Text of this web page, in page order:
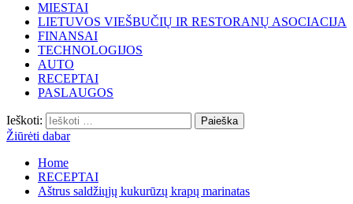
MIESTAI
LIETUVOS VIEŠBUČIŲ IR RESTORANŲ ASOCIACIJA
FINANSAI
TECHNOLOGIJOS
AUTO
RECEPTAI
PASLAUGOS
Ieškoti:
Žiūrėti dabar
Home
RECEPTAI
Aštrus saldžiųjų kukurūzų krapų marinatas